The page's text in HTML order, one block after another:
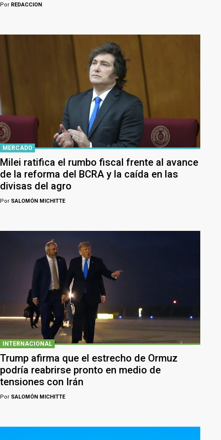
Por REDACCION
MERCADO
Milei ratifica el rumbo fiscal frente al avance
de la reforma del BCRA y la caída en las
divisas del agro
Por SALOMÓN MICHITTE
INTERNACIONAL
Trump afirma que el estrecho de Ormuz
podría reabrirse pronto en medio de
tensiones con Irán
Por SALOMÓN MICHITTE